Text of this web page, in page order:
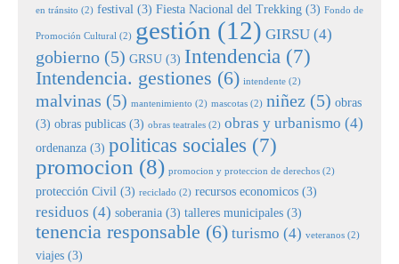
en tránsito (2) festival (3) Fiesta Nacional del Trekking (3) Fondo de
Promoción Cultural (2) gestión (12) GIRSU (4)
gobierno (5) GRSU (3) Intendencia (7)
Intendencia. gestiones (6) intendente (2)
malvinas (5) mantenimiento (2) mascotas (2) niñez (5) obras
(3) obras publicas (3) obras teatrales (2) obras y urbanismo (4)
ordenanza (3) politicas sociales (7)
promocion (8) promocion y proteccion de derechos (2)
protección Civil (3) reciclado (2) recursos economicos (3)
residuos (4) soberania (3) talleres municipales (3)
tenencia responsable (6) turismo (4) veteranos (2)
viajes (3)